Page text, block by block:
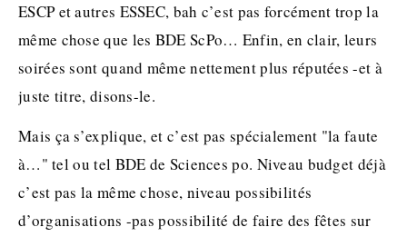
ESCP et autres ESSEC, bah c’est pas forcément trop la
même chose que les BDE ScPo… Enfin, en clair, leurs
soirées sont quand même nettement plus réputées -et à
juste titre, disons-le.
Mais ça s’explique, et c’est pas spécialement "la faute
à…" tel ou tel BDE de Sciences po. Niveau budget déjà
c’est pas la même chose, niveau possibilités
d’organisations -pas possibilité de faire des fêtes sur